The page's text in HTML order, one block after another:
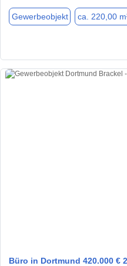
Gewerbeobjekt ca. 220,00
Büro in Dortmund 420.000 €